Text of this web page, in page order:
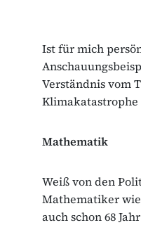
Ist für mich
Verständnis vom
Mathematik
Weiß von den
Mathematiker
auch schon 68